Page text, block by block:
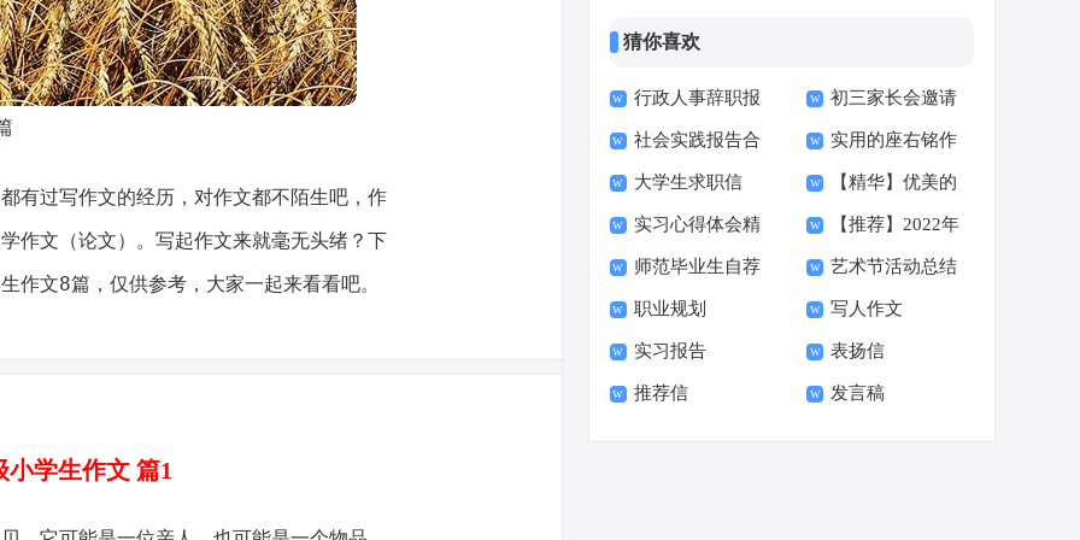
有过写作文的经历，对作文都不陌生吧，作
作文（论文）。写起作文来就毫无头绪？下
作文8篇，仅供参考，大家一起来看看吧。
小学生作文 篇1
猜你喜欢
行政人事辞职报
告
初三家长会邀请
函15篇
社会实践报告合
集15篇
实用的座右铭作
文400字集合十篇
大学生求职信
【荐】
【精华】优美的
早安朋友圈问候语34
句
实习心得体会精
选15篇
【推荐】2022年
伤心的签名汇总55句
师范毕业生自荐
信范文六篇
艺术节活动总结
职业规划 写人作文
实习报告 表扬信
推荐信 发言稿